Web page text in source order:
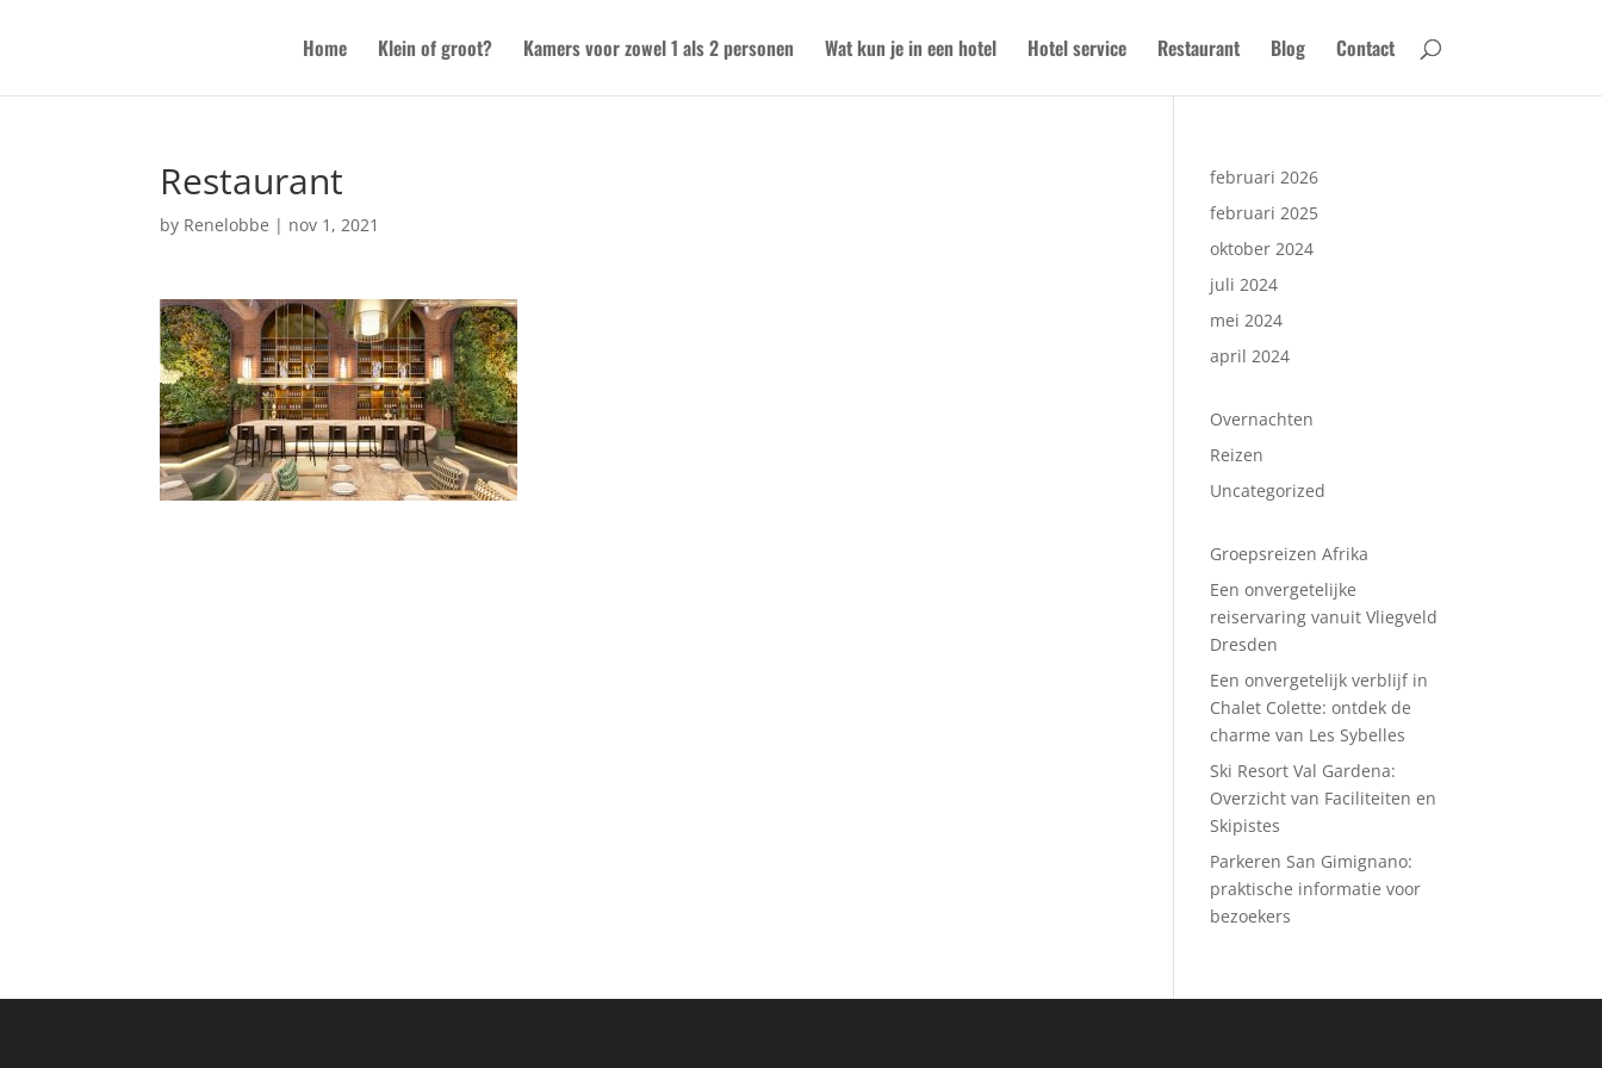
Home Klein of groot? Kamers voor zowel 1 als 2 personen Wat kun je in een hotel Hotel service Restaurant Blog Contact
Restaurant
by Renelobbe | nov 1, 2021
februari 2026
februari 2025
oktober 2024
juli 2024
mei 2024
april 2024
Overnachten
Reizen
Uncategorized
Groepsreizen Afrika
Een onvergetelijke
reiservaring vanuit Vliegveld
Dresden
Een onvergetelijk verblijf in
Chalet Colette: ontdek de
charme van Les Sybelles
Ski Resort Val Gardena:
Overzicht van Faciliteiten en
Skipistes
Parkeren San Gimignano:
praktische informatie voor
bezoekers